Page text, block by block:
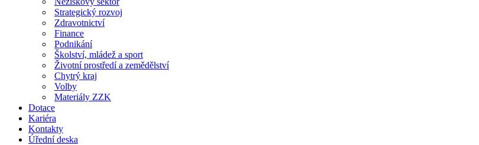
Strategický rozvoj
Zdravotnictví
Finance
Podnikání
Školství, mládež a sport
Životní prostředí a zemědělství
Chytrý kraj
Volby
Materiály ZZK
Dotace
Kariéra
Kontakty
Úřední deska